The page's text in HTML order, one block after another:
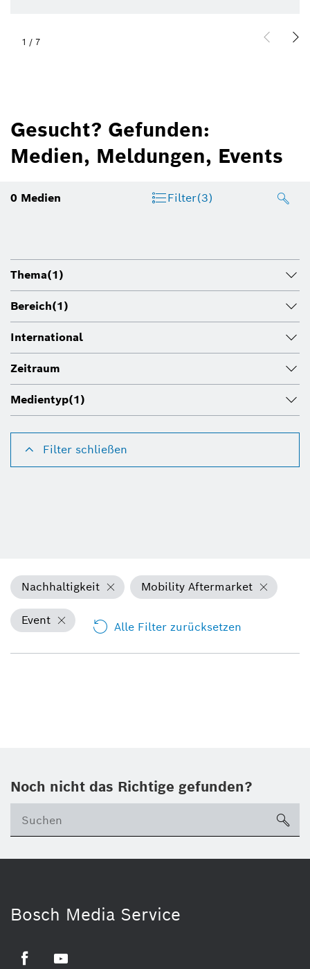
1 / 7
Gesucht? Gefunden:
Medien, Meldungen, Events
0 Medien Filter(3)
Thema(1)
Bereich(1)
International
Zeitraum
Medientyp(1)
Filter schließen
Nachhaltigkeit Mobility Aftermarket
Event Alle Filter zurücksetzen
Noch nicht das Richtige gefunden?
Bosch Media Service